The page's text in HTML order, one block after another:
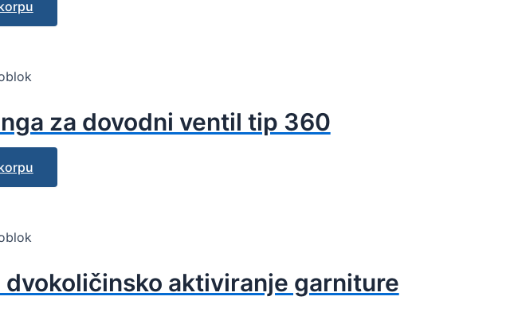
za dovodni ventil tip 360
aktiviranje garniture